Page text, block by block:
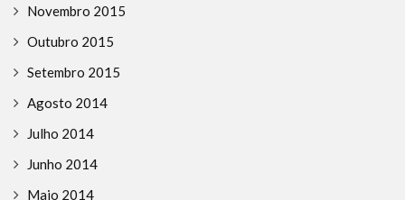
Novembro 2015
Outubro 2015
Setembro 2015
Agosto 2014
Julho 2014
Junho 2014
Maio 2014